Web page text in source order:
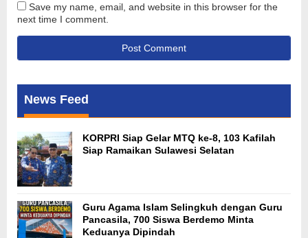
Save my name, email, and website in this browser for the
next time I comment.
News Feed
KORPRI Siap Gelar MTQ ke-8, 103 Kafilah
Siap Ramaikan Sulawesi Selatan
Guru Agama Islam Selingkuh dengan Guru
Pancasila, 700 Siswa Berdemo Minta
Keduanya Dipindah